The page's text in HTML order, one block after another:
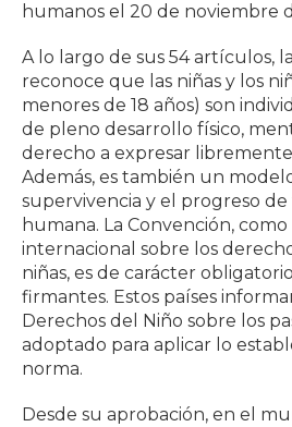
humanos el 20 de noviembre
A lo largo de sus 54 artículos,
reconoce que las niñas y los
menores de 18 años) son
de pleno desarrollo físico,
derecho a expresar libremente
Además, es también un
supervivencia y el progreso de
humana. La Convención,
internacional sobre los
niñas, es de carácter
firmantes. Estos países
Derechos del Niño sobre los
adoptado para aplicar lo
norma.
Desde su aprobación, en el